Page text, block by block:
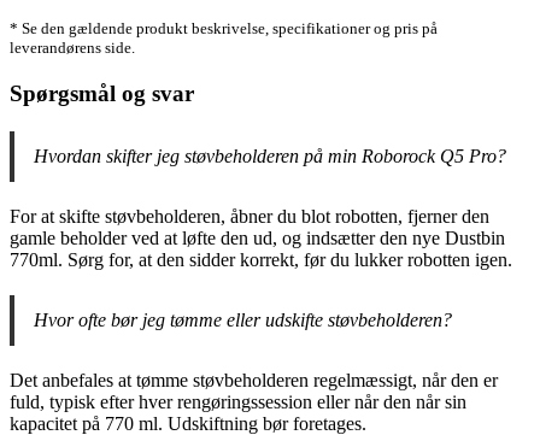
* Se den gældende produkt beskrivelse, specifikationer og pris på
leverandørens side.
Spørgsmål og svar
Hvordan skifter jeg støvbeholderen på min Roborock Q5 Pro?
For at skifte støvbeholderen, åbner du blot robotten, fjerner den
gamle beholder ved at løfte den ud, og indsætter den nye Dustbin
770ml. Sørg for, at den sidder korrekt, før du lukker robotten igen.
Hvor ofte bør jeg tømme eller udskifte støvbeholderen?
Det anbefales at tømme støvbeholderen regelmæssigt, når den er
fuld, typisk efter hver rengøringssession eller når den når sin
kapacitet på 770 ml. Udskiftning bør foretages.